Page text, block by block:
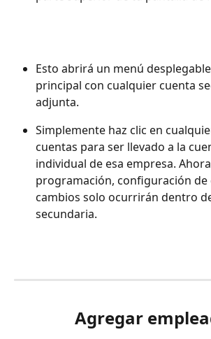
Esto abrirá un menú
principal con cualquier cuenta
adjunta.
Simplemente haz clic en
cuentas para ser llevado a la
individual de esa empresa.
programación, configuración de
cambios solo ocurrirán dentro
secundaria.
Agregar